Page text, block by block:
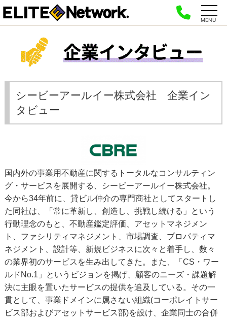
MENU
シービーアールイー株式会社 企業イン
タビュー
国内外の事業用不動産に関するトータルなコンサルティン
グ・サービスを展開する、シービーアールイー株式会社。
今から34年前に、貸ビル仲介の専門商社としてスタートし
た同社は、「常に革新し、創造し、挑戦し続ける」という
行動理念のもと、不動産鑑定評価、アセットマネジメン
ト、ファシリティマネジメント、市場調査、プロパティマ
ネジメント、設計等、新規ビジネスに次々と着手し、数々
の業界初のサービスを生み出してきた。また、「CS・ワー
ルドNo.1」というビジョンを掲げ、顧客のニーズ・課題解
決に主眼を置いたサービスの提供を追及している。その一
貫として、事業ドメインに属さない組織(コーポレイトサー
ビス部およびアセットサービス部)を設け、企業同士の合併